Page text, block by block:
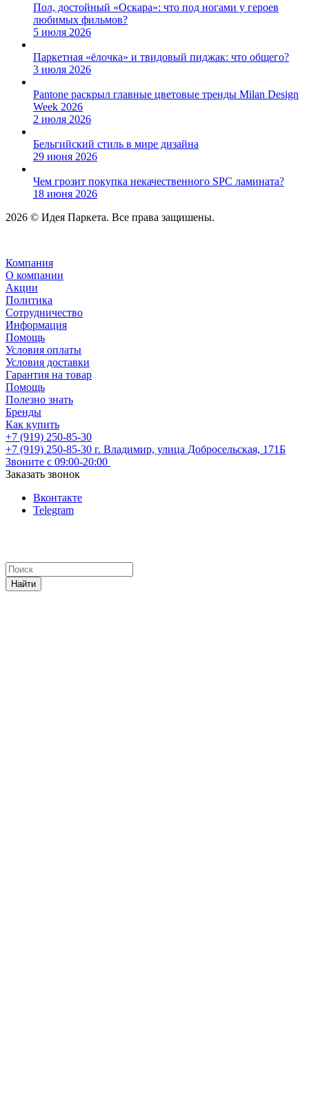
Пол, достойный «Оскара»: что под ногами у героев
любимых фильмов?
5 июля 2026
Паркетная «ёлочка» и твидовый пиджак: что общего?
3 июля 2026
Pantone раскрыл главные цветовые тренды Milan Design
Week 2026
2 июля 2026
Бельгийский стиль в мире дизайна
29 июня 2026
Чем грозит покупка некачественного SPC ламината?
18 июня 2026
2026 © Идея Паркета. Все права защишены.
Компания
О компании
Акции
Политика
Сотрудничество
Информация
Помощь
Условия оплаты
Условия доставки
Гарантия на товар
Помощь
Полезно знать
Бренды
Как купить
+7 (919) 250-85-30
+7 (919) 250-85-30 г. Владимир, улица Добросельская, 171Б
Звоните с 09:00-20:00
Заказать звонок
Вконтакте
Telegram
Найти